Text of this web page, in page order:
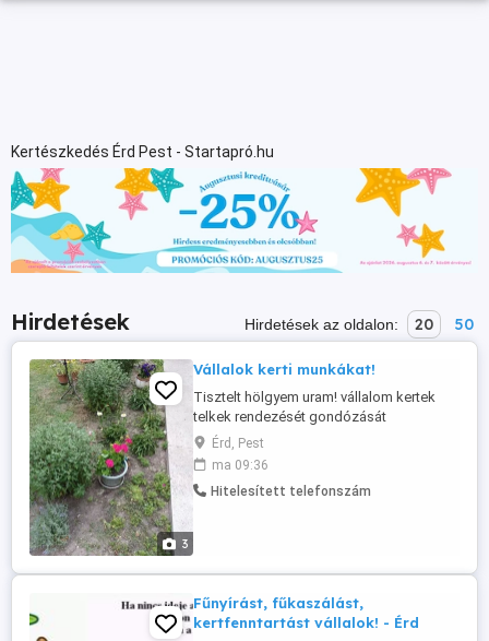
Kertészkedés Érd Pest - Startapró.hu
Hirdetések Hirdetések az oldalon: 20 50
3
Vállalok kerti munkákat!
Tisztelt hölgyem uram! vállalom kertek
telkek rendezését gondózását
pl.gazolásokat gyomlálásokat ültetéseket
kert fel ásást befűvesitést gyomirtást kézi
kapálás bózot irtása sövények bokrok
tuják nyirását fák metszését gallyazását
Érd, Pest
ma 09:36
Hitelesített telefonszám
Fűnyírást, fűkaszálást,
kertfenntartást vállalok! - Érd